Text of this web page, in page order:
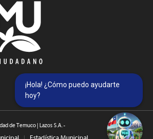
de Temuco | Lazos S.A. -
¡Hola! ¿Cómo puedo ayudarte
hoy?